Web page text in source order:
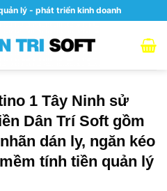
lý - phát triển kinh doanh
1 Tây Ninh sử
Dân Trí Soft gồm
dán ly, ngăn kéo
tính tiền quản lý